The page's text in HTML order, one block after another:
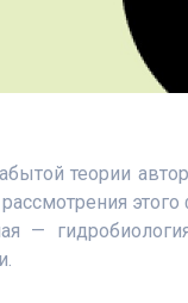
теории
—